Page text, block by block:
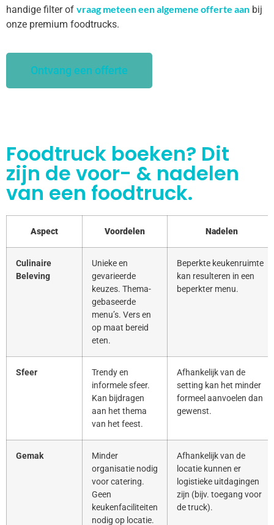
handige filter of vraag meteen een algemene offerte aan bij
onze premium foodtrucks.
Ontvang een offerte
Foodtruck boeken? Dit
zijn de voor- & nadelen
van een foodtruck.
Aspect Voordelen Nadelen
Culinaire
Beleving
Unieke en
gevarieerde
keuzes. Thema-
gebaseerde
menu’s. Vers en
op maat bereid
eten.
Beperkte keukenruimte
kan resulteren in een
beperkter menu.
Sfeer
Trendy en
informele sfeer.
Kan bijdragen
aan het thema
van het feest.
Afhankelijk van de
setting kan het minder
formeel aanvoelen dan
gewenst.
Gemak
Minder
organisatie nodig
voor catering.
Geen
keukenfaciliteiten
nodig op locatie.
Afhankelijk van de
locatie kunnen er
logistieke uitdagingen
zijn (bijv. toegang voor
de truck).